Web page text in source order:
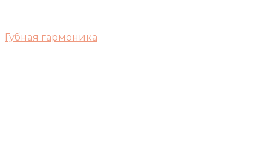
Губная гармоника